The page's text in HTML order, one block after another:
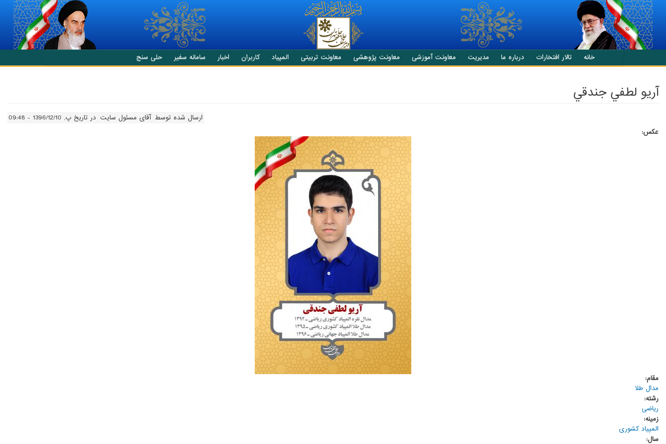
انتقال به محتوای اصلی
خانه تالار افتخارات درباره ما مدیریت معاونت آموزشی معاونت پژوهشی معاونت تربیتی المپیاد کاربران اخبار سامانه سفیر حلی سنج
آريو لطفي جندقي
ارسال شده توسط آقای مسئول سایت در تاریخ پ, 1396/12/10 - 09:48
عکس:
مقام:
مدال طلا
رشته:
ریاضی
زمینه:
المپیاد کشوری
سال: